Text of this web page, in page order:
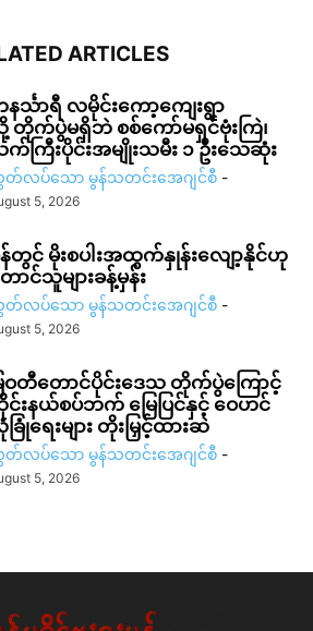
ARTICLES
င်္သာရီ လမိုင်းကော့ကျေးရွာ
တိုက်ပွဲမရှိဘဲ စစ်ကော်မရှင်ဗုံးကြဲ၊
ကြီးပိုင်းအမျိုးသမီး ၁ ဦးသေဆုံး
လပ်သော မွန်သတင်းအေဂျင်စီ -
5, 2026
တွင် မိုးစပါးအထွက်နှုန်းလျော့နိုင်ဟု
ာင်သူများခန့်မှန်း
လပ်သော မွန်သတင်းအေဂျင်စီ -
5, 2026
ြဝတီတောင်ပိုင်းဒေသ တိုက်ပွဲကြောင့်
းနယ်စပ်ဘက် မြေပြင်နှင့် ဝေဟင်
ြုံရေးများ တိုးမြှင့်ထားဆဲ
လပ်သော မွန်သတင်းအေဂျင်စီ -
5, 2026